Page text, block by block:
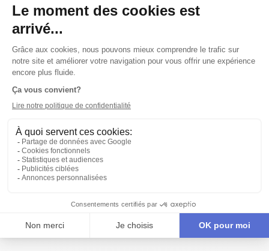
CTD'A
LE THÉÂTRE PÉRIL EN RÉSIDENCE À LA SALLE
JEAN-CLAUDE-GERMAIN
création artistique québécoise. Il est en résidence à la salle
cours des saisons
08/09et09